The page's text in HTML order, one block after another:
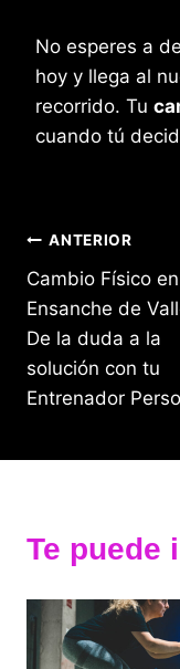
No esperes a
hoy y llega al
recorrido. Tu
cuando tú
de
entradas
ANTERIOR
Cambio Físico
Ensanche de
De la duda a la
solución con tu
Entrenador
Te puede